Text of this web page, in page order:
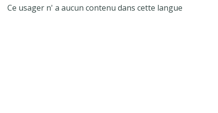
Ce usager n' a aucun contenu dans cette langue